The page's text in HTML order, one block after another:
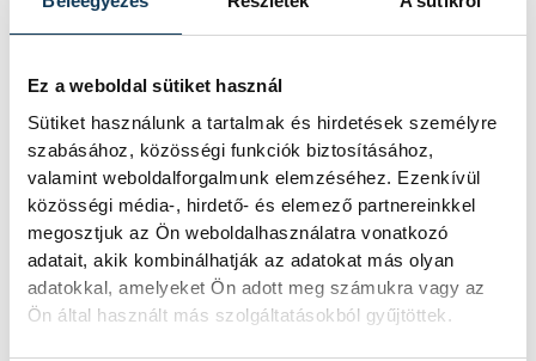
Ez a weboldal sütiket használ
Sütiket használunk a tartalmak és hirdetések személyre
szabásához, közösségi funkciók biztosításához,
valamint weboldalforgalmunk elemzéséhez. Ezenkívül
közösségi média-, hirdető- és elemező partnereinkkel
megosztjuk az Ön weboldalhasználatra vonatkozó
adatait, akik kombinálhatják az adatokat más olyan
adatokkal, amelyeket Ön adott meg számukra vagy az
Ön által használt más szolgáltatásokból gyűjtöttek.
SZERZŐ
vehir.hu